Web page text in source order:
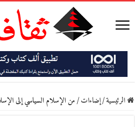
الرئيسية/إضاءات/من الإسلام السياسي إلى